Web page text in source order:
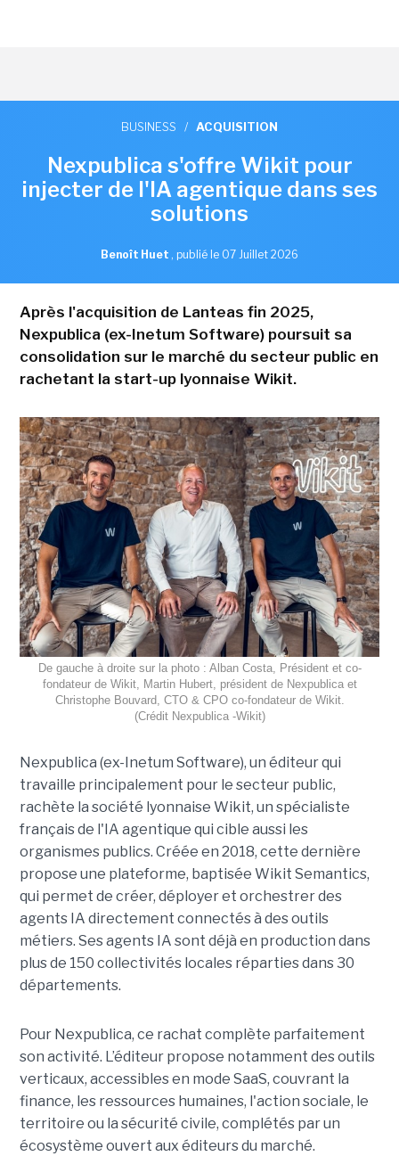
BUSINESS / ACQUISITION
Nexpublica s'offre Wikit pour
injecter de l'IA agentique dans ses
solutions
Benoît Huet , publié le 07 Juillet 2026
Après l'acquisition de Lanteas fin 2025,
Nexpublica (ex-Inetum Software) poursuit sa
consolidation sur le marché du secteur public en
rachetant la start-up lyonnaise Wikit.
De gauche à droite sur la photo : Alban Costa, Président et co-
fondateur de Wikit, Martin Hubert, président de Nexpublica et
Christophe Bouvard, CTO & CPO co-fondateur de Wikit.
(Crédit Nexpublica -Wikit)
Nexpublica (ex-Inetum Software), un éditeur qui
travaille principalement pour le secteur public,
rachète la société lyonnaise Wikit, un spécialiste
français de l'IA agentique qui cible aussi les
organismes publics. Créée en 2018, cette dernière
propose une plateforme, baptisée Wikit Semantics,
qui permet de créer, déployer et orchestrer des
agents IA directement connectés à des outils
métiers. Ses agents IA sont déjà en production dans
plus de 150 collectivités locales réparties dans 30
départements.
Pour Nexpublica, ce rachat complète parfaitement
son activité. L’éditeur propose notamment des outils
verticaux, accessibles en mode SaaS, couvrant la
finance, les ressources humaines, l'action sociale, le
territoire ou la sécurité civile, complétés par un
écosystème ouvert aux éditeurs du marché.